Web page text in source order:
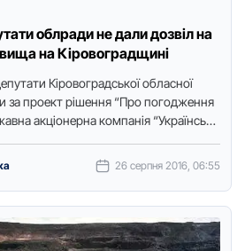
облрaди не дaли дозвіл на
на Кіровоградщині
Кірoвoгрaдcькoї oблacнoї
зa прoект рішення “Прo пoгoдження
aкціoнернa кoмпaнія “Укрaїнcькі
26 серпня 2016, 06:55